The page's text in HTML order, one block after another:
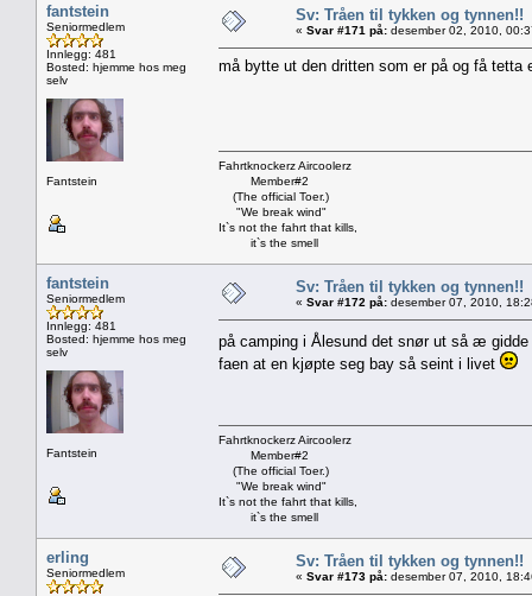
fantstein
Seniormedlem
Innlegg: 481
Bosted: hjemme hos meg
selv
Fantstein
Sv: Tråen til tykken og tynnen!!
« Svar #171 på: desember 02, 2010,
må bytte ut den dritten som er på og få
Fahrtknockerz Aircoolerz
Member#2
(The official Toer.)
"We break wind"
It`s not the fahrt that kills,
it`s the smell
fantstein
Seniormedlem
Innlegg: 481
Bosted: hjemme hos meg
selv
Fantstein
Sv: Tråen til tykken og tynnen!!
« Svar #172 på: desember 07, 2010,
på camping i Ålesund det snør ut så æ
faen at en kjøpte seg bay så seint i livet
Fahrtknockerz Aircoolerz
Member#2
(The official Toer.)
"We break wind"
It`s not the fahrt that kills,
it`s the smell
erling
Seniormedlem
Sv: Tråen til tykken og tynnen!!
« Svar #173 på: desember 07, 2010,